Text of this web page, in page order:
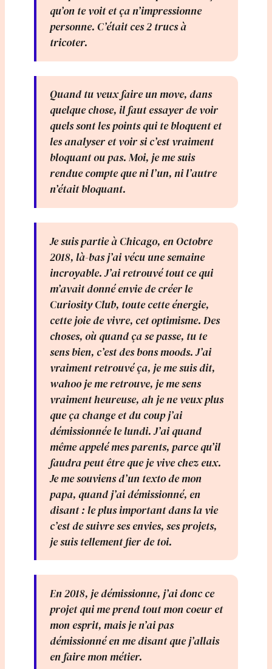
qu’on te voit et ça n’impressionne
personne. C’était ces 2 trucs à
tricoter.
Quand tu veux faire un move, dans
quelque chose, il faut essayer de voir
quels sont les points qui te bloquent et
les analyser et voir si c’est vraiment
bloquant ou pas. Moi, je me suis
rendue compte que ni l’un, ni l’autre
n’était bloquant.
Je suis partie à Chicago, en Octobre
2018, là-bas j’ai vécu une semaine
incroyable. J’ai retrouvé tout ce qui
m’avait donné envie de créer le
Curiosity Club, toute cette énergie,
cette joie de vivre, cet optimisme. Des
choses, où quand ça se passe, tu te
sens bien, c’est des bons moods. J’ai
vraiment retrouvé ça, je me suis dit,
wahoo je me retrouve, je me sens
vraiment heureuse, ah je ne veux plus
que ça change et du coup j’ai
démissionnée le lundi. J’ai quand
même appelé mes parents, parce qu’il
faudra peut être que je vive chez eux.
Je me souviens d’un texto de mon
papa, quand j’ai démissionné, en
disant : le plus important dans la vie
c’est de suivre ses envies, ses projets,
je suis tellement fier de toi.
En 2018, je démissionne, j’ai donc ce
projet qui me prend tout mon coeur et
mon esprit, mais je n’ai pas
démissionné en me disant que j’allais
en faire mon métier.